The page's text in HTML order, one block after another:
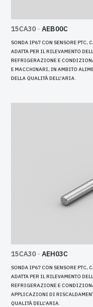
15CA30 - AEB00C
SONDA IP67 CON SENSORE PTC,
ADATTA PER IL RILEVAMENTO
REFRIGERAZIONE E
E MACCHINARI, IN AMBITO
DELLA QUALITÀ DELL'ARIA.
15CA30 - AEH03C
SONDA IP67 CON SENSORE PTC,
ADATTA PER IL RILEVAMENTO
REFRIGERAZIONE E
APPLICAZIONI DI
QUALITÀ DELL'ARIA.